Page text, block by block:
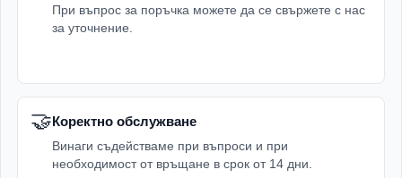
При въпрос за поръчка можете да се свържете с нас
за уточнение.
🤝Коректно обслужване
Винаги съдействаме при въпроси и при
необходимост от връщане в срок от 14 дни.